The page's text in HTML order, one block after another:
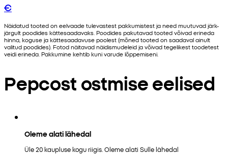
€
Näidatud tooted on eelvaade tulevastest pakkumistest ja need muutuvad järk-
järgult poodides kättesaadavaks. Poodides pakutavad tooted võivad erineda
hinna, koguse ja kättesaadavuse poolest (mõned tooted on saadaval ainult
valitud poodides). Fotod näitavad näidismudeleid ja võivad tegelikest toodetest
veidi erineda. Pakkumine kehtib kuni varude lõppemiseni.
Pepcost ostmise eelised
Oleme alati lähedal
Üle 20 kaupluse kogu riigis. Oleme alati Sulle lähedal